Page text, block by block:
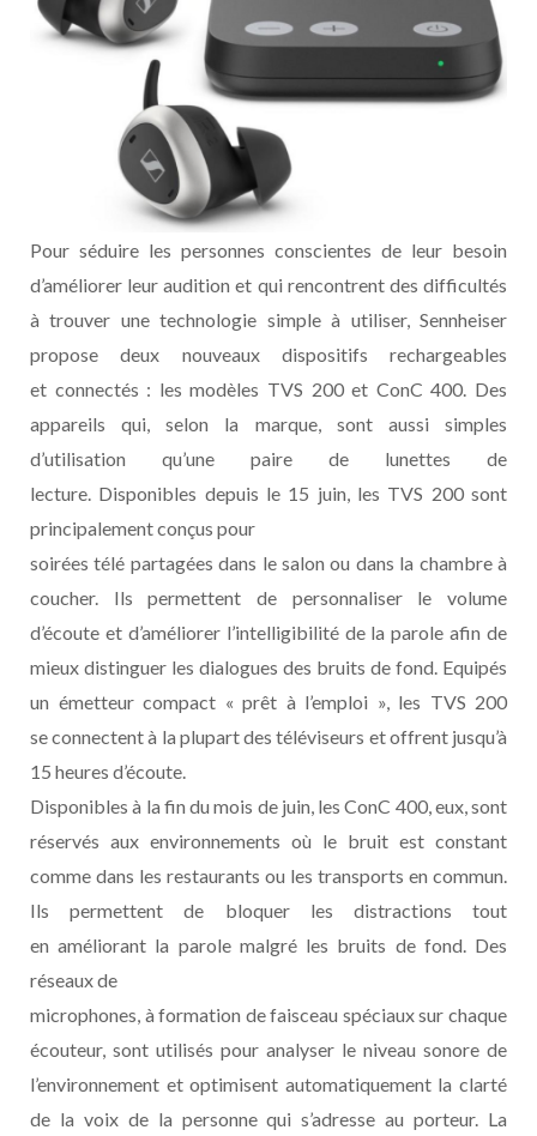
Pour séduire les personnes conscientes de leur besoin
d’améliorer leur audition et qui rencontrent des difficultés
à trouver une technologie simple à utiliser, Sennheiser
propose deux nouveaux dispositifs rechargeables
et connectés : les modèles TVS 200 et ConC 400. Des
appareils qui, selon la marque, sont aussi simples
d’utilisation qu’une paire de lunettes de
lecture. Disponibles depuis le 15 juin, les TVS 200 sont
principalement conçus pour
soirées télé partagées dans le salon ou dans la chambre à
coucher. Ils permettent de personnaliser le volume
d’écoute et d’améliorer l’intelligibilité de la parole afin de
mieux distinguer les dialogues des bruits de fond. Equipés
un émetteur compact « prêt à l’emploi », les TVS 200
se connectent à la plupart des téléviseurs et offrent jusqu’à
15 heures d’écoute.
Disponibles à la fin du mois de juin, les ConC 400, eux, sont
réservés aux environnements où le bruit est constant
comme dans les restaurants ou les transports en commun.
Ils permettent de bloquer les distractions tout
en améliorant la parole malgré les bruits de fond. Des
réseaux de
microphones, à formation de faisceau spéciaux sur chaque
écouteur, sont utilisés pour analyser le niveau sonore de
l’environnement et optimisent automatiquement la clarté
de la voix de la personne qui s’adresse au porteur. La